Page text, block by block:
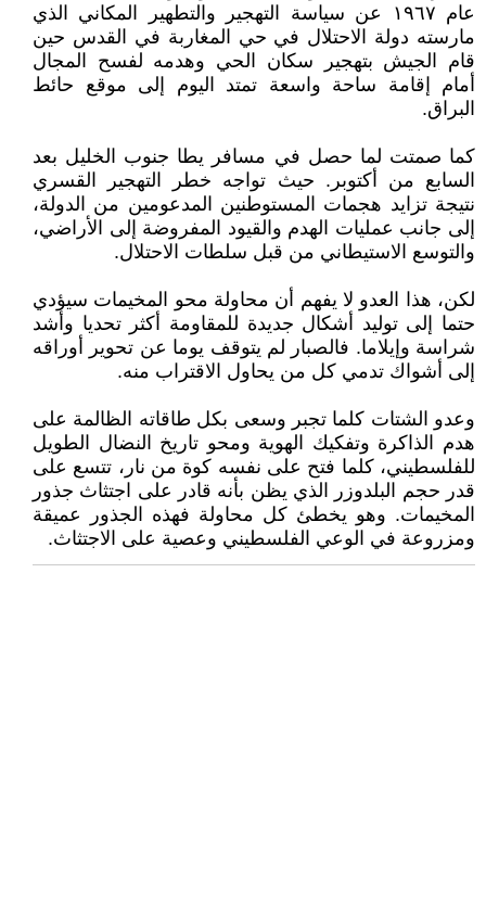
عام ١٩٦٧ عن سياسة التهجير والتطهير المكاني الذي
مارسته دولة الاحتلال في حي المغاربة في القدس حين
قام الجيش بتهجير سكان الحي وهدمه لفسح المجال
أمام إقامة ساحة واسعة تمتد اليوم إلى موقع حائط
البراق.
كما صمتت لما حصل في مسافر يطا جنوب الخليل بعد
السابع من أكتوبر. حيث تواجه خطر التهجير القسري
نتيجة تزايد هجمات المستوطنين المدعومين من الدولة،
إلى جانب عمليات الهدم والقيود المفروضة إلى الأراضي،
والتوسع الاستيطاني من قبل سلطات الاحتلال.
لكن، هذا العدو لا يفهم أن محاولة محو المخيمات سيؤدي
حتما إلى توليد أشكال جديدة للمقاومة أكثر تحديا وأشد
شراسة وإيلاما. فالصبار لم يتوقف يوما عن تحوير أوراقه
إلى أشواك تدمي كل من يحاول الاقتراب منه.
وعدو الشتات كلما تجبر وسعى بكل طاقاته الظالمة على
هدم الذاكرة وتفكيك الهوية ومحو تاريخ النضال الطويل
للفلسطيني، كلما فتح على نفسه كوة من نار، تتسع على
قدر حجم البلدوزر الذي يظن بأنه قادر على اجتثاث جذور
المخيمات. وهو يخطئ كل محاولة فهذه الجذور عميقة
ومزروعة في الوعي الفلسطيني وعصية على الاجتثاث.